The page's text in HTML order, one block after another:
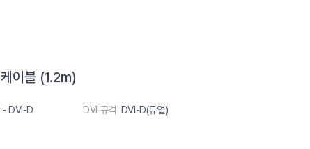
케이블 (1.2m)
DVI-D DVI 규격 DVI-D(듀얼)